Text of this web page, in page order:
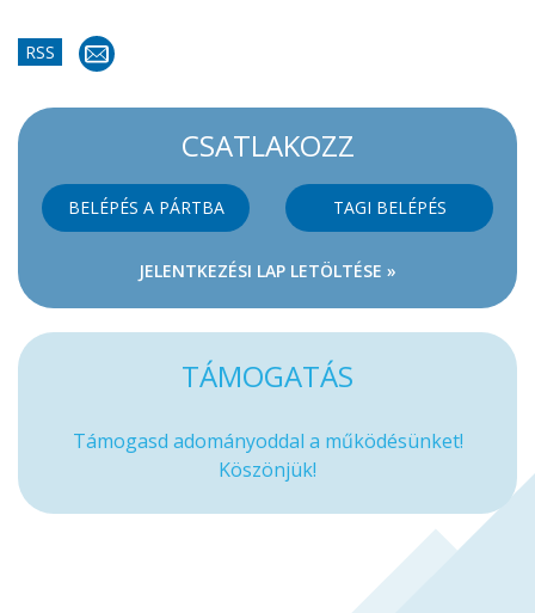
RSS
CSATLAKOZZ
BELÉPÉS A PÁRTBA TAGI BELÉPÉS
JELENTKEZÉSI LAP LETÖLTÉSE »
TÁMOGATÁS
Támogasd adományoddal a működésünket!
Köszönjük!